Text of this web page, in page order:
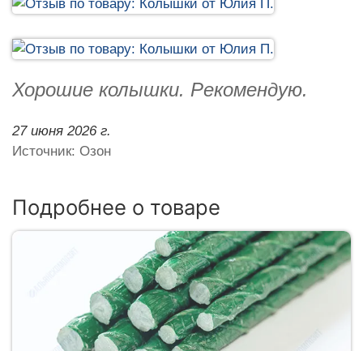
Хорошие колышки. Рекомендую.
27 июня 2026 г.
Источник: Озон
Подробнее о товаре